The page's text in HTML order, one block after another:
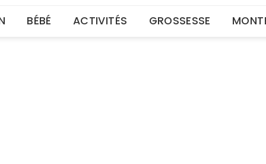
BÉBÉ ACTIVITÉS GROSSESSE